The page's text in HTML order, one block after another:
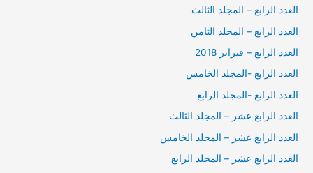
العدد الرابع – المجلد الثالث
العدد الرابع – المجلد الثامن
العدد الرابع – فبراير 2018
العدد الرابع -المجلد الخامس
العدد الرابع -المجلد الرابع
العدد الرابع عشر – المجلد الثالث
العدد الرابع عشر – المجلد الخامس
العدد الرابع عشر – المجلد الرابع